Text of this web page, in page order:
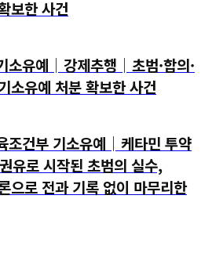
보한 사건
소유예│강제추행│초범·합의·
소유예 처분 확보한 사건
조건부 기소유예│케타민 투약
유로 시작된 초범의 실수,
으로 전과 기록 없이 마무리한